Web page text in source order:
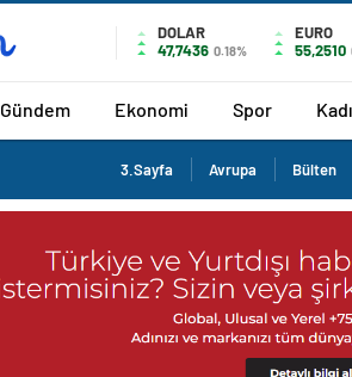
DOLAR
47,7436 0.18%
EURO
55,2510
Gündem Ekonomi Spor
3.Sayfa Avrupa Bülten